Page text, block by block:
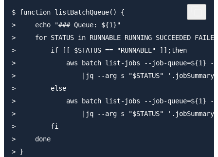
$ function listBatchQueue() {
>     echo "### Queue: ${1}"
>     for STATUS in RUNNABLE RUNNING SUCCEEDED
>         if [[ $STATUS == "RUNNABLE" ]];then
>             aws batch list-jobs --job-queue=${1} --
>                 |jq --arg s "$STATUS"
>         else
>             aws batch list-jobs --job-queue=${1} --
>                 |jq --arg s "$STATUS"
>         fi
>     done